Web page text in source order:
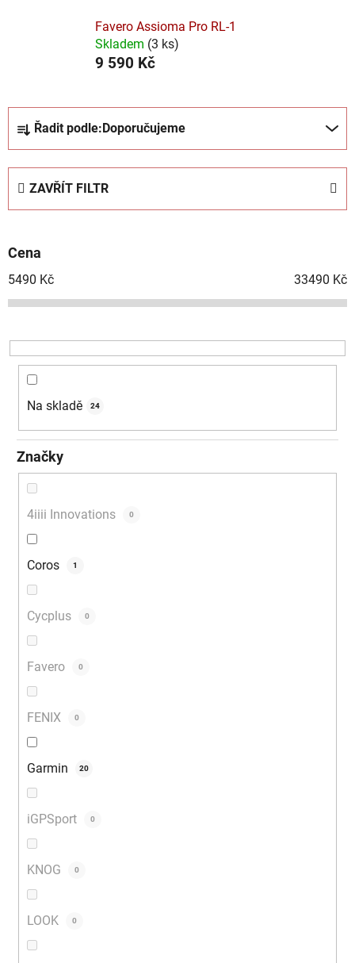
Favero Assioma Pro RL-1
Skladem (3 ks)
9 590 Kč
r
o
d
k
Řadit podle: Doporučujeme
ZAVŘÍT FILTR
Cena
5490 Kč 33490 Kč
Na skladě 24
Značky
4iiii Innovations 0
Coros 1
Cycplus 0
Favero 0
FENIX 0
Garmin 20
iGPSport 0
KNOG 0
LOOK 0